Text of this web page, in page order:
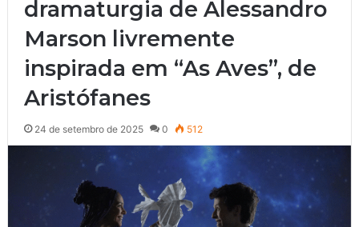
dramaturgia de Alessandro
Marson livremente
inspirada em “As Aves”, de
Aristófanes
24 de setembro de 2025 0 512